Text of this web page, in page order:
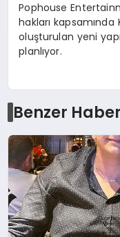
Pophouse
hakları
oluşturulan yeni
planlıyor.
Benzer